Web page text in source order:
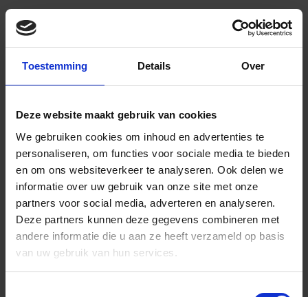
Toestemming Details Over
Deze website maakt gebruik van cookies
We gebruiken cookies om inhoud en advertenties te
personaliseren, om functies voor sociale media te bieden
en om ons websiteverkeer te analyseren. Ook delen we
informatie over uw gebruik van onze site met onze
partners voor social media, adverteren en analyseren.
Deze partners kunnen deze gegevens combineren met
andere informatie die u aan ze heeft verzameld op basis
van uw gebruik van hun services.